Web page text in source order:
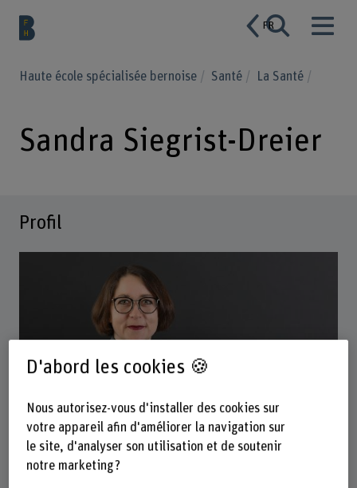
FR
Haute école spécialisée bernoise Santé La Santé
Sandra Siegrist-Dreier
Profil
Sandra Siegrist-Dreier
Wissenschaftliche Mitarbeiterin
D'abord les cookies 🍪
Nous autorisez-vous d'installer des cookies sur
votre appareil afin d'améliorer la navigation sur
le site, d'analyser son utilisation et de soutenir
notre marketing ?